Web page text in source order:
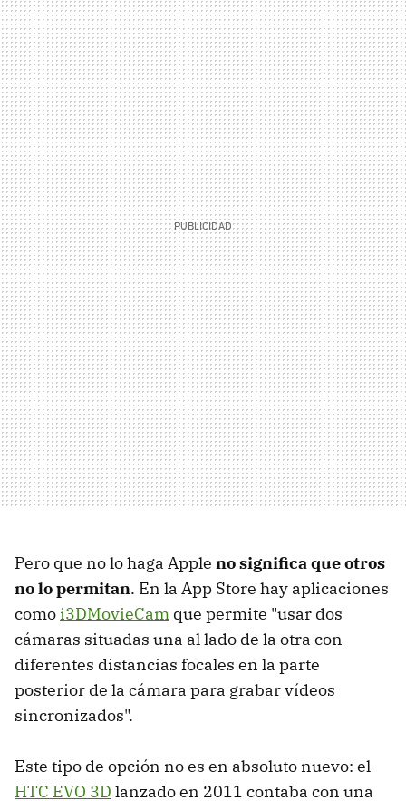
Pero que no lo haga Apple no significa que otros
no lo permitan. En la App Store hay aplicaciones
comoi3DMovieCam que permite "usar dos
cámaras situadas una al lado de la otra con
diferentes distancias focales en la parte
posterior de la cámara para grabar vídeos
sincronizados".
Este tipo de opción no es en absoluto nuevo: el
HTC EVO 3D lanzado en 2011 contaba con una